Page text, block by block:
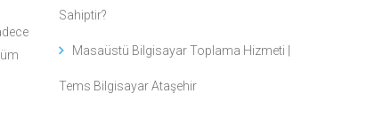
Sahiptir?
Masaüstü Bilgisayar Toplama Hizmeti |
Tems Bilgisayar Ataşehir